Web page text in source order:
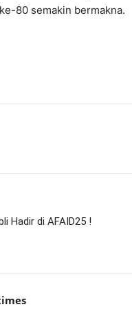
80 semakin bermakna.
Hadir di AFAID25 !